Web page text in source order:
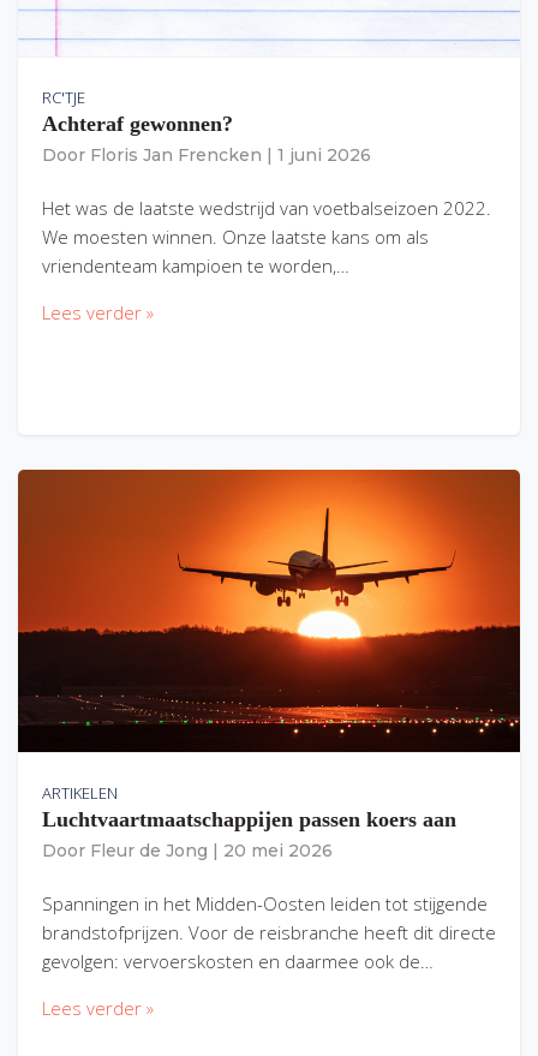
RC'TJE
Achteraf gewonnen?
Door Floris Jan Frencken 1 juni 2026
Het was de laatste wedstrijd van voetbalseizoen 2022.
We moesten winnen. Onze laatste kans om als
vriendenteam kampioen te worden,…
Lees verder »
ARTIKELEN
Luchtvaartmaatschappijen passen koers aan
Door Fleur de Jong 20 mei 2026
Spanningen in het Midden-Oosten leiden tot stijgende
brandstofprijzen. Voor de reisbranche heeft dit directe
gevolgen: vervoerskosten en daarmee ook de…
Lees verder »